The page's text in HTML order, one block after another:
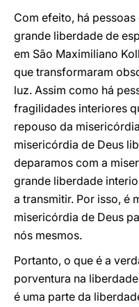
Com efeito, há
grande liberdade de
em São Maximiliano
que transformaram
luz. Assim como há
fragilidades interiores
repouso da
misericórdia de Deus
deparamos com a
grande liberdade
a transmitir. Por isso, é
misericórdia de Deus
nós mesmos.
Portanto, o que é a
porventura na
é uma parte da